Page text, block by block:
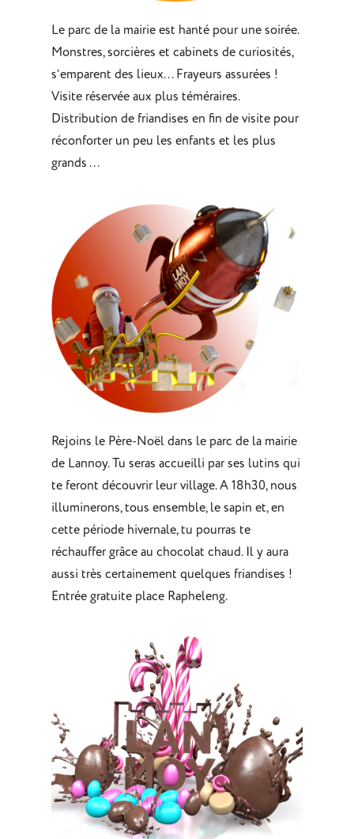
Le parc de la mairie est hanté pour une soirée.
Monstres, sorcières et cabinets de curiosités,
s’emparent des lieux. . . Frayeurs assurées !
Visite réservée aux plus téméraires.
Distribution de friandises en fin de visite pour
réconforter un peu les enfants et les plus
grands . . .
Rejoins le Père-Noël dans le parc de la mairie
de Lannoy. Tu seras accueilli par ses lutins qui
te feront découvrir leur village. A 18h30, nous
illuminerons, tous ensemble, le sapin et, en
cette période hivernale, tu pourras te
réchauffer grâce au chocolat chaud. Il y aura
aussi très certainement quelques friandises !
Entrée gratuite place Rapheleng.